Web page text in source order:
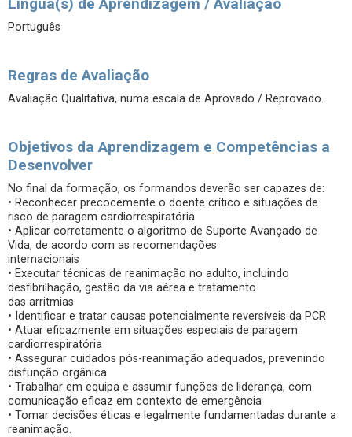
Português
Regras de Avaliação
Avaliação Qualitativa, numa escala de Aprovado / Reprovado.
Objetivos da Aprendizagem e Competências a
Desenvolver
No final da formação, os formandos deverão ser capazes de:
• Reconhecer precocemente o doente crítico e situações de
risco de paragem cardiorrespiratória
• Aplicar corretamente o algoritmo de Suporte Avançado de
Vida, de acordo com as recomendações
internacionais
• Executar técnicas de reanimação no adulto, incluindo
desfibrilhação, gestão da via aérea e tratamento
das arritmias
• Identificar e tratar causas potencialmente reversíveis da PCR
• Atuar eficazmente em situações especiais de paragem
cardiorrespiratória
• Assegurar cuidados pós-reanimação adequados, prevenindo
disfunção orgânica
• Trabalhar em equipa e assumir funções de liderança, com
comunicação eficaz em contexto de emergência
• Tomar decisões éticas e legalmente fundamentadas durante a
reanimação.